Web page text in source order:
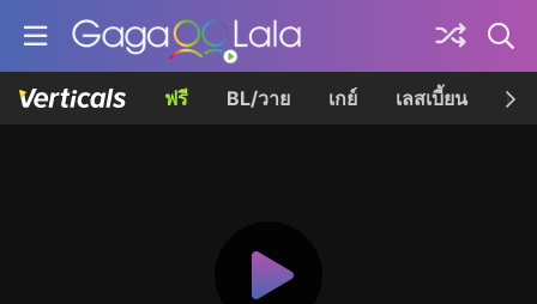
ฟรี BL/วาย เกย์ เลสเบี้ยน เค